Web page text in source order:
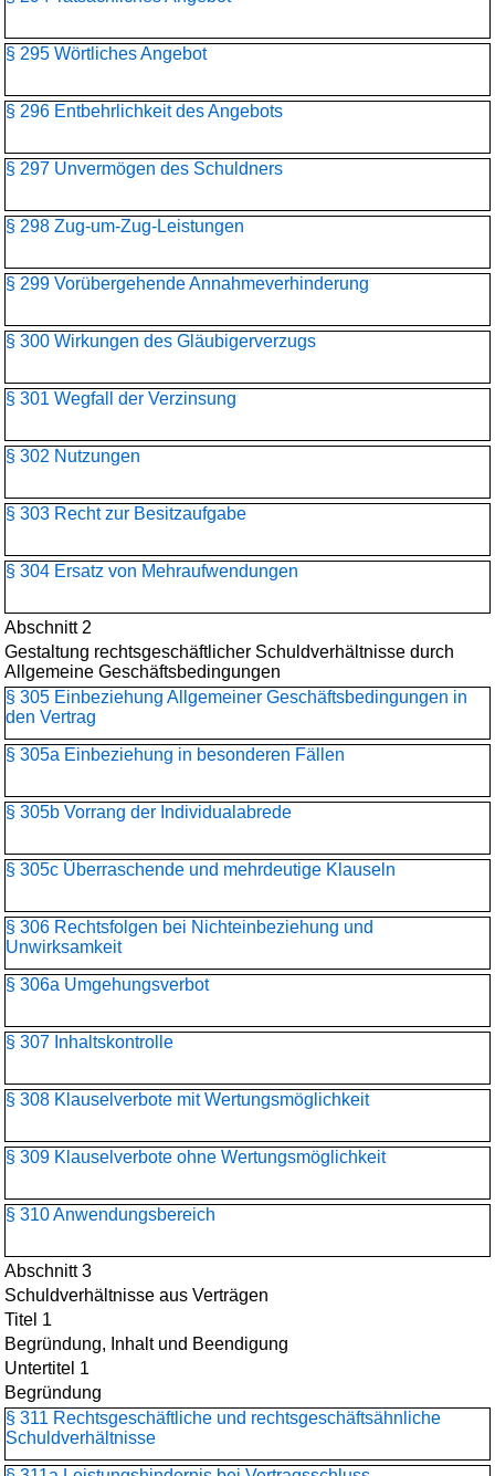
§ 295 Wörtliches Angebot
§ 296 Entbehrlichkeit des Angebots
§ 297 Unvermögen des Schuldners
§ 298 Zug-um-Zug-Leistungen
§ 299 Vorübergehende Annahmeverhinderung
§ 300 Wirkungen des Gläubigerverzugs
§ 301 Wegfall der Verzinsung
§ 302 Nutzungen
§ 303 Recht zur Besitzaufgabe
§ 304 Ersatz von Mehraufwendungen
Abschnitt 2
Gestaltung rechtsgeschäftlicher Schuldverhältnisse durch
Allgemeine Geschäftsbedingungen
§ 305 Einbeziehung Allgemeiner Geschäftsbedingungen in
den Vertrag
§ 305a Einbeziehung in besonderen Fällen
§ 305b Vorrang der Individualabrede
§ 305c Überraschende und mehrdeutige Klauseln
§ 306 Rechtsfolgen bei Nichteinbeziehung und
Unwirksamkeit
§ 306a Umgehungsverbot
§ 307 Inhaltskontrolle
§ 308 Klauselverbote mit Wertungsmöglichkeit
§ 309 Klauselverbote ohne Wertungsmöglichkeit
§ 310 Anwendungsbereich
Abschnitt 3
Schuldverhältnisse aus Verträgen
Titel 1
Begründung, Inhalt und Beendigung
Untertitel 1
Begründung
§ 311 Rechtsgeschäftliche und rechtsgeschäftsähnliche
Schuldverhältnisse